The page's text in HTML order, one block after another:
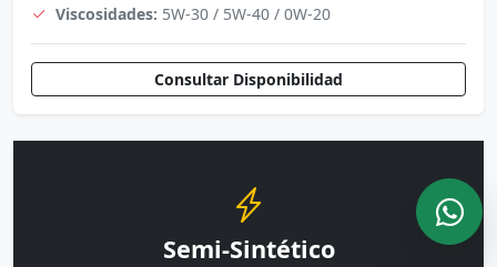
Viscosidades: 5W-30 / 5W-40 / 0W-20
Consultar Disponibilidad
Semi-Sintético